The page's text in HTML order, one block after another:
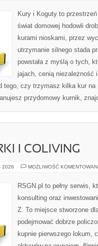
Kury i Koguty to
świat domowej hodowli
kurami nioskami, przez
utrzymanie silnego stada
powstała z myślą o tych,
jajach, cenią niezależność
tego, czy trzymasz kilka kur na
przydomowy kurnik,
I COLIVING
2026 MOŻLIWOŚĆ
RSGN.pl to pełny serwis,
konsulting oraz
Z. To miejsce stworzone
podejmować dobrze
kupnie pierwszego lokum,